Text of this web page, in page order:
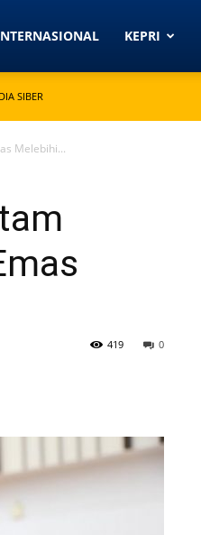
KEPRI
SIBER
Melebihi...
0
419